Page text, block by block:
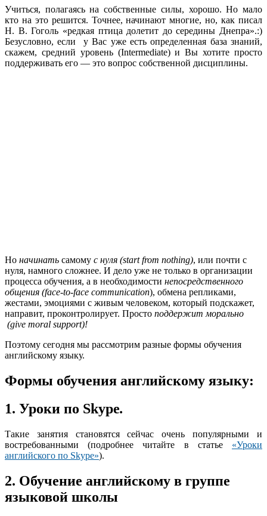
Учиться, полагаясь на собственные силы, хорошо. Но мало
кто на это решится. Точнее, начинают многие, но, как писал
Н. В. Гоголь «редкая птица долетит до середины Днепра».:)
Безусловно, если у Вас уже есть определенная база знаний,
скажем, средний уровень (Intermediate) и Вы хотите просто
поддерживать его — это вопрос собственной дисциплины.
Но начинать самому с нуля (start from nothing), или почти с
нуля, намного сложнее. И дело уже не только в организации
процесса обучения, а в необходимости непосредственного
общения (face-to-face communication), обмена репликами,
жестами, эмоциями с живым человеком, который подскажет,
направит, проконтролирует. Просто поддержит морально
(give moral support)!
Поэтому сегодня мы рассмотрим разные формы обучения
английскому языку.
Формы обучения английскому языку:
1. Уроки по Skype.
Такие занятия становятся сейчас очень популярными и
востребованными (подробнее читайте в статье «Уроки
английского по Skype»).
2. Обучение английскому в группе
языковой школы